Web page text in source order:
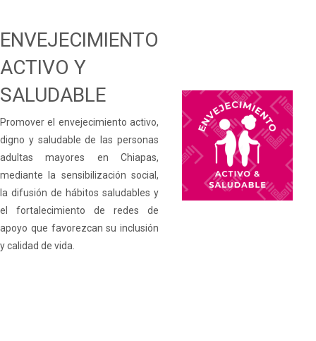
ENVEJECIMIENTO
ACTIVO Y
SALUDABLE
Promover el envejecimiento activo,
digno y saludable de las personas
adultas mayores en Chiapas,
mediante la sensibilización social,
la difusión de hábitos saludables y
el fortalecimiento de redes de
apoyo que favorezcan su inclusión
y calidad de vida.